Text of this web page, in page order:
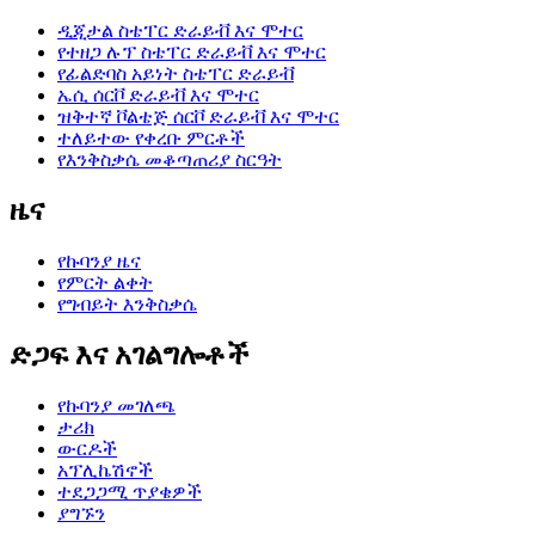
ዲጂታል ስቴፐር ድራይቭ እና ሞተር
የተዘጋ ሉፕ ስቴፐር ድራይቭ እና ሞተር
የፊልድባስ አይነት ስቴፐር ድራይቭ
ኤሲ ሰርቮ ድራይቭ እና ሞተር
ዝቅተኛ ቮልቴጅ ሰርቮ ድራይቭ እና ሞተር
ተለይተው የቀረቡ ምርቶች
የእንቅስቃሴ መቆጣጠሪያ ስርዓት
ዜና
የኩባንያ ዜና
የምርት ልቀት
የግብይት እንቅስቃሴ
ድጋፍ እና አገልግሎቶች
የኩባንያ መገለጫ
ታሪክ
ውርዶች
አፕሊኬሽኖች
ተደጋጋሚ ጥያቄዎች
ያግኙን